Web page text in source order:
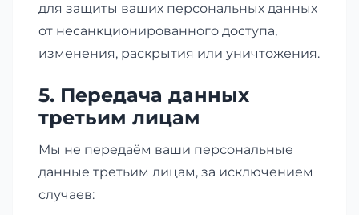
для защиты ваших персональных данных
от несанкционированного доступа,
изменения, раскрытия или уничтожения.
5. Передача данных
третьим лицам
Мы не передаём ваши персональные
данные третьим лицам, за исключением
случаев: